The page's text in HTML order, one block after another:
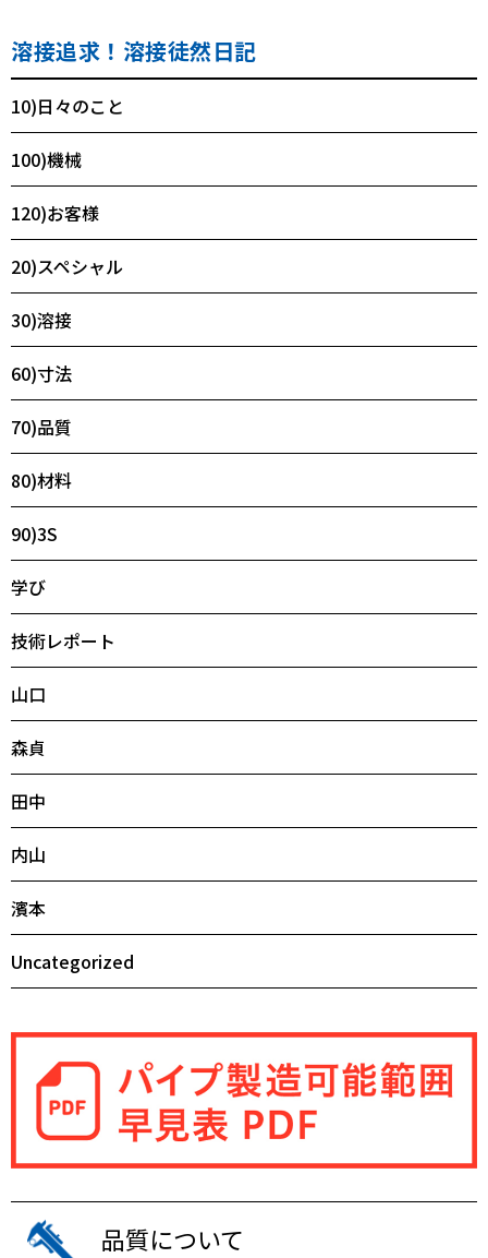
溶接追求！溶接徒然日記
10)日々のこと
100)機械
120)お客様
20)スペシャル
30)溶接
60)寸法
70)品質
80)材料
90)3S
学び
技術レポート
山口
森貞
田中
内山
濱本
Uncategorized
品質について